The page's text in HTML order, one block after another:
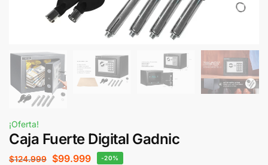
¡Oferta!
Caja Fuerte Digital Gadnic
$124.999 $99.999 -20%